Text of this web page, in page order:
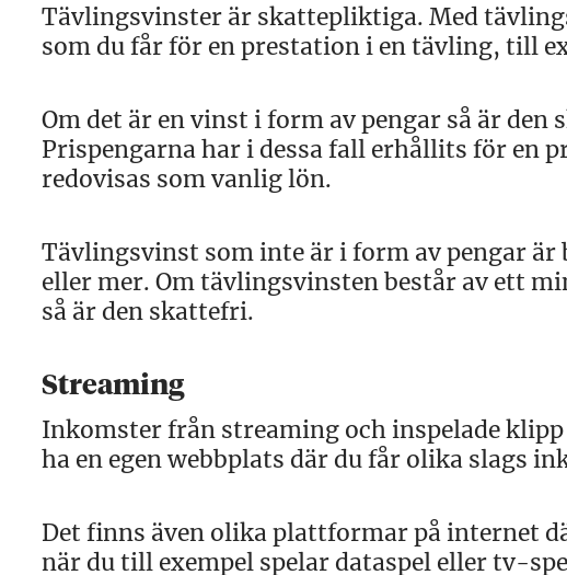
Tävlingsvinster är skattepliktiga. Med
som du får för en prestation i en tävling, till
Om det är en vinst i form av pengar så är
Prispengarna har i dessa fall erhållits för en
redovisas som vanlig lön.
Tävlingsvinst som inte är i form av pengar
eller mer. Om tävlingsvinsten består av ett
så är den skattefri.
Streaming
Inkomster från streaming och inspelade
ha en egen webbplats där du får olika slags
Det finns även olika plattformar på internet
när du till exempel spelar dataspel eller tv-